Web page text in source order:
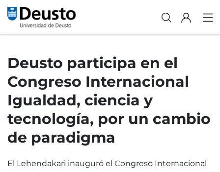
Deusto participa en el
Congreso Internacional
Igualdad, ciencia y
tecnología, por un cambio
de paradigma
El Lehendakari inauguró el Congreso Internacional